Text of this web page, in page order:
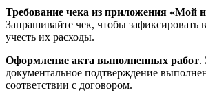
Требование чека из приложения «Мой
Запрашивайте чек, чтобы зафиксировать
учесть их расходы.
Оформление акта выполненных работ.
документальное подтверждение
соответствии с договором.